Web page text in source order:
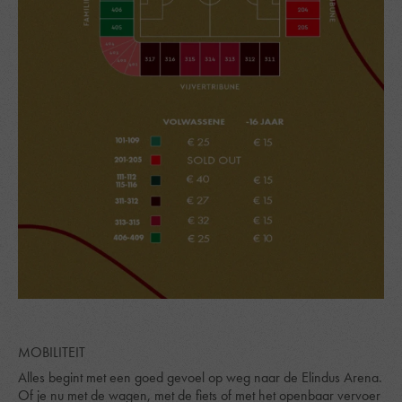
MOBILITEIT
Alles begint met een goed gevoel op weg naar de Elindus Arena.
Of je nu met de wagen, met de fiets of met het openbaar vervoer